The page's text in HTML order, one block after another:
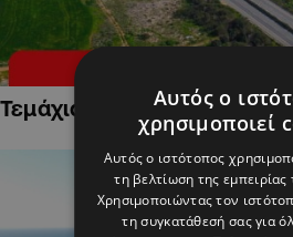
Τεμάχια Γης σε Οικιστικές
Αυτός ο
χρησιμοποιεί
Αυτός ο ιστότοπος
τη βελτίωση της
Χρησιμοποιώντας τον
τη συγκατάθεσή σας για